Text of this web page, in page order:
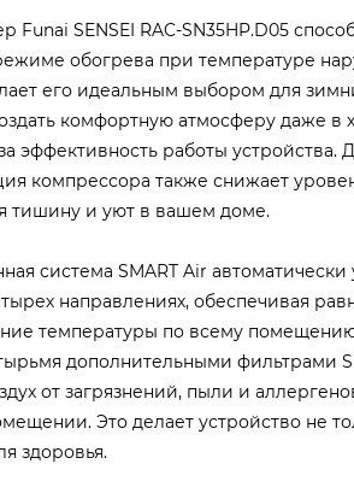
Funai SENSEI RAC-SN35HP.D05
обогрева при температуре
его идеальным выбором для
комфортную атмосферу даже в
эффективность работы устройства.
компрессора также снижает
тишину и уют в вашем доме.
система SMART Air автоматически
направлениях, обеспечивая
температуры по всему
дополнительными фильтрами
от загрязнений, пыли и
Это делает устройство не
здоровья.